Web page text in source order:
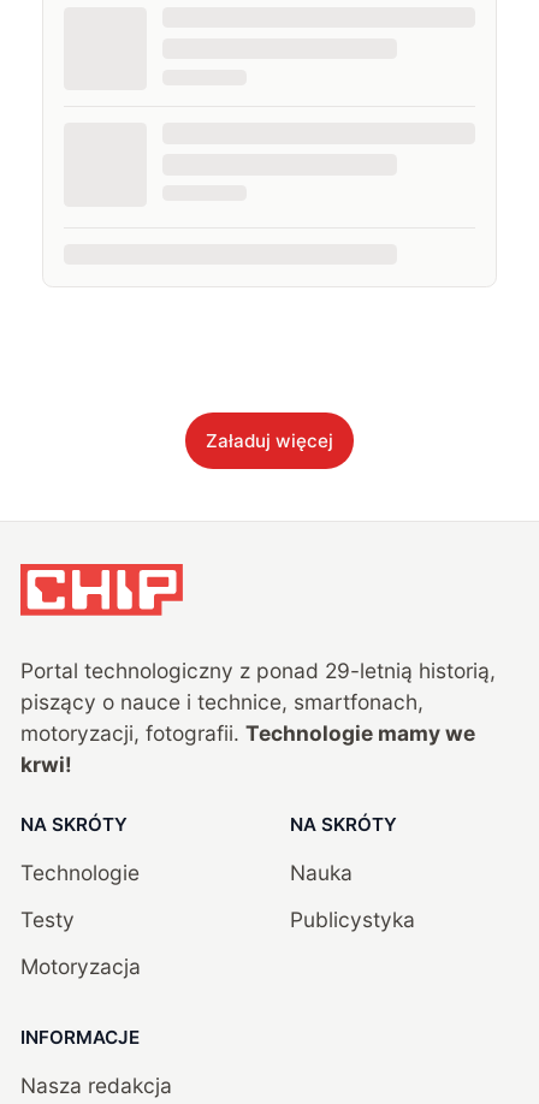
Załaduj więcej
Portal technologiczny z ponad 29-letnią historią,
piszący o nauce i technice, smartfonach,
motoryzacji, fotografii. Technologie mamy we
krwi!
NA SKRÓTY
Technologie
Testy
Motoryzacja
NA SKRÓTY
Nauka
Publicystyka
INFORMACJE
Nasza redakcja